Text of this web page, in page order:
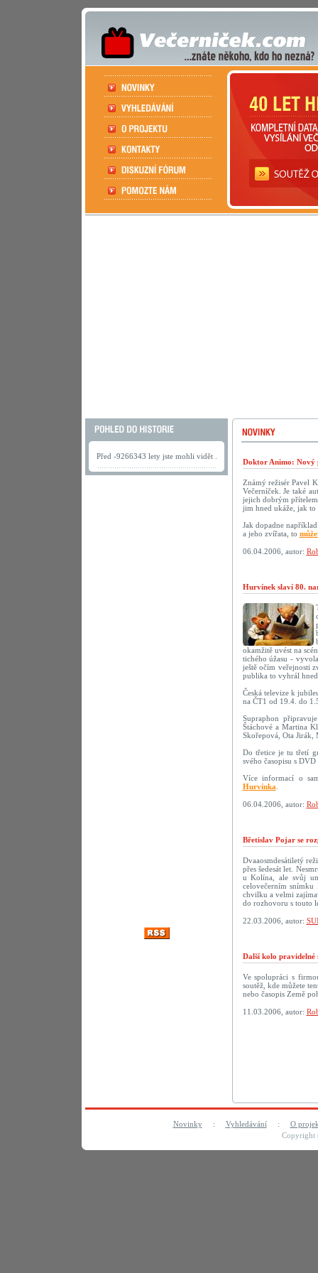
Před -9266343 lety jste mohli vidět .
Doktor Animo: Nový
Známý režisér Pavel
Večerníček. Je také
jejich dobrým
jim hned ukáže, jak to
Jak dopadne
a jeho zvířata, to
06.04.2006, autor:
Hurvínek slaví 80.
okamžitě uvést na
tichého úžasu -
ještě očím veřejnosti
publika to vyhrál
Česká televize k
na ČT1 od 19.4. do
Supraphon
Štáchové a Martina
Skořepová, Ota Jirák,
Do třetice je tu třetí
svého časopisu s
Více informací o
Hurvínka
06.04.2006, autor:
Břetislav Pojar se
Dvaaosmdesátiletý
přes šedesát let.
u Kolína, ale svůj
celovečerním
chvilku a velmi
do rozhovoru s touto
22.03.2006, autor:
Další kolo pravidelné
Ve spolupráci s
soutěž, kde můžete
nebo časopis Země
11.03.2006, autor:
Novinky: Vyhledávání: O
Copyright